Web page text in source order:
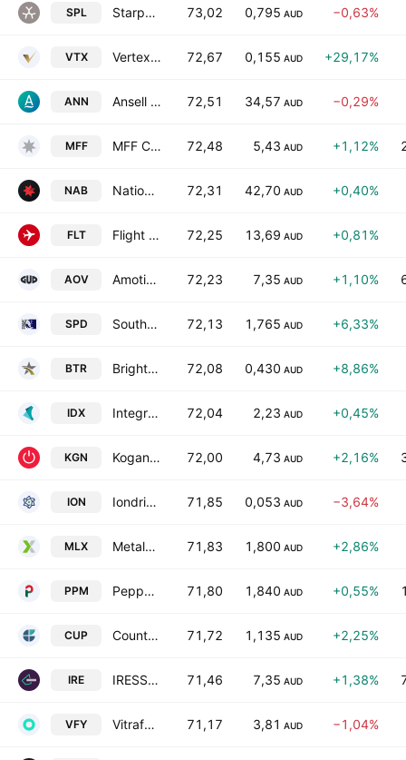
SPL Starpharma Holdings Limited 73,02 0,795 AUD −0,63%
VTX Vertex Minerals Ltd. 72,67 0,155 AUD +29,17%
ANN Ansell Limited 72,51 34,57 AUD −0,29%
MFF MFF Capital Investments Ltd. 72,48 5,43 AUD +1,12%
NAB National Australia Bank Limited 72,31 42,70 AUD +0,40%
FLT Flight Centre Travel Group Limited 72,25 13,69 AUD +0,81%
AOV Amotiv Limited 72,23 7,35 AUD +1,10%
SPD Southern Palladium Ltd. 72,13 1,765 AUD +6,33%
BTR Brightstar Resources Limited 72,08 0,430 AUD +8,86%
IDX Integral Diagnostics Ltd 72,04 2,23 AUD +0,45%
KGN Kogan.com Ltd. 72,00 4,73 AUD +2,16%
ION Iondrive Limited 71,85 0,053 AUD −3,64%
MLX Metals X Limited 71,83 1,800 AUD +2,86%
PPM Pepper Money Ltd 71,80 1,840 AUD +0,55%
CUP Count Limited 71,72 1,135 AUD +2,25%
IRE IRESS Limited 71,46 7,35 AUD +1,38%
VFY Vitrafy Life Sciences Ltd. 71,17 3,81 AUD −1,04%